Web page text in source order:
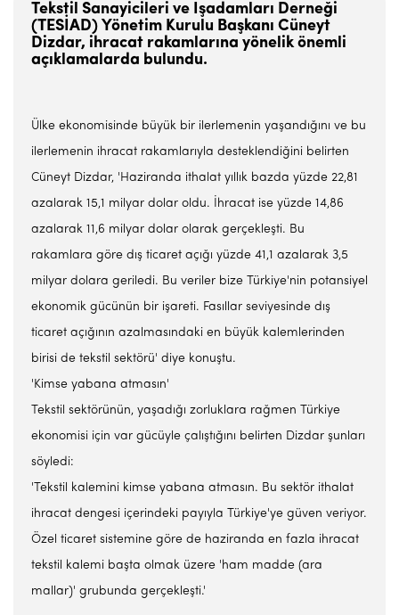
Tekstil Sanayicileri ve İşadamları Derneği
(TESİAD) Yönetim Kurulu Başkanı Cüneyt
Dizdar, ihracat rakamlarına yönelik önemli
açıklamalarda bulundu.
Ülke ekonomisinde büyük bir ilerlemenin yaşandığını ve bu
ilerlemenin ihracat rakamlarıyla desteklendiğini belirten
Cüneyt Dizdar, 'Haziranda ithalat yıllık bazda yüzde 22,81
azalarak 15,1 milyar dolar oldu. İhracat ise yüzde 14,86
azalarak 11,6 milyar dolar olarak gerçekleşti. Bu
rakamlara göre dış ticaret açığı yüzde 41,1 azalarak 3,5
milyar dolara geriledi. Bu veriler bize Türkiye'nin potansiyel
ekonomik gücünün bir işareti. Fasıllar seviyesinde dış
ticaret açığının azalmasındaki en büyük kalemlerinden
birisi de tekstil sektörü' diye konuştu.
'Kimse yabana atmasın'
Tekstil sektörünün, yaşadığı zorluklara rağmen Türkiye
ekonomisi için var gücüyle çalıştığını belirten Dizdar şunları
söyledi:
'Tekstil kalemini kimse yabana atmasın. Bu sektör ithalat
ihracat dengesi içerindeki payıyla Türkiye'ye güven veriyor.
Özel ticaret sistemine göre de haziranda en fazla ihracat
tekstil kalemi başta olmak üzere 'ham madde (ara
mallar)' grubunda gerçekleşti.'